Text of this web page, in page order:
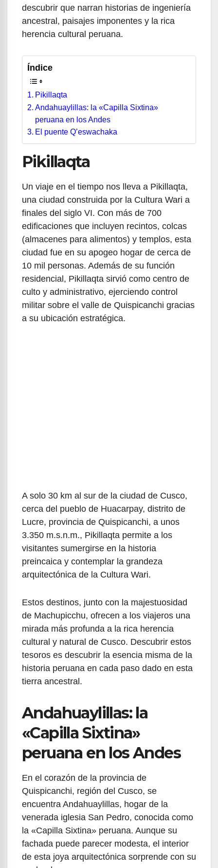
descubrir que narran historias de ingeniería
ancestral, paisajes imponentes y la rica
herencia cultural peruana.
Índice
Pikillaqta
Andahuaylillas: la «Capilla Sixtina»
peruana en los Andes
El puente Q’eswachaka
Pikillaqta
Un viaje en el tiempo nos lleva a Pikillaqta,
una ciudad construida por la Cultura Wari a
finales del siglo VI. Con más de 700
edificaciones que incluyen recintos, colcas
(almacenes para alimentos) y templos, esta
ciudad fue en su apogeo hogar de cerca de
10 mil personas. Además de su función
residencial, Pikillaqta sirvió como centro de
culto y administrativo, ejerciendo control
militar sobre el valle de Quispicanchi gracias
a su ubicación estratégica.
A solo 30 km al sur de la ciudad de Cusco,
cerca del pueblo de Huacarpay, distrito de
Lucre, provincia de Quispicanchi, a unos
3.350 m.s.n.m., Pikillaqta permite a los
visitantes sumergirse en la historia
preincaica y contemplar la grandeza
arquitectónica de la Cultura Wari.
Estos destinos, junto con la majestuosidad
de Machupicchu, ofrecen a los viajeros una
mirada más profunda a la rica herencia
cultural y natural de Cusco. Descubrir estos
tesoros es descubrir la esencia misma de la
historia peruana en cada paso dado en esta
tierra ancestral.
Andahuaylillas: la
«Capilla Sixtina»
peruana en los Andes
En el corazón de la provincia de
Quispicanchi, región del Cusco, se
encuentra Andahuaylillas, hogar de la
venerada iglesia San Pedro, conocida como
la «Capilla Sixtina» peruana. Aunque su
fachada puede parecer modesta, el interior
de esta joya arquitectónica sorprende con su